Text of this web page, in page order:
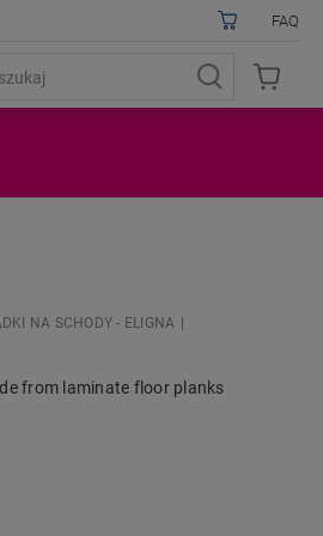
FAQ
NA SCHODY - ELIGNA
from laminate floor planks